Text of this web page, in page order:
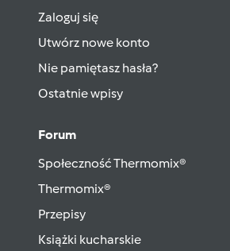
Zaloguj się
Utwórz nowe konto
Nie pamiętasz hasła?
Ostatnie wpisy
Forum
Społeczność Thermomix®
Thermomix®
Przepisy
Książki kucharskie